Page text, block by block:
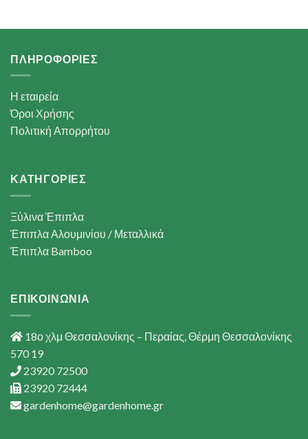
ΠΛΗΡΟΦΟΡΙΕΣ
Η εταιρεία
Όροι Χρήσης
Πολιτική Απορρήτου
ΚΑΤΗΓΟΡΙΕΣ
Ξύλινα Έπιπλα
Έπιπλα Αλουμινίου / Μεταλλικά
Έπιπλα Bamboo
ΕΠΙΚΟΙΝΩΝΙΑ
18ο χλμ Θεσσαλονίκης – Περαίας, Θέρμη Θεσσαλονίκης
570 19
23920 72500
23920 72444
gardenhome@gardenhome.gr